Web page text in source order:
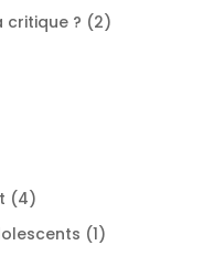
produit
critique ? 22
44
produits11